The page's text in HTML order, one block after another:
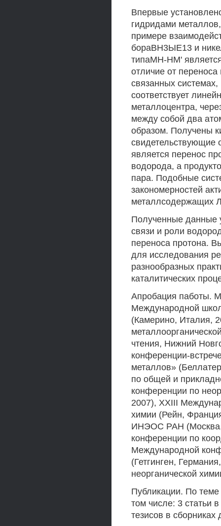
Впервые
гидридами
примере
бораВН3ЫЕ13 и
типаМН-НМ'
отличие от
связанных
соответствует
металлоцентра,
между собой два
образом. Получены
свидетельствующие
является перенос
водорода, а
пара. Подобные
закономерностей
металлсодержащих
Полученные данные
связи и роли
переноса протона.
для исследования
разнообразных
каталитических
Апробация паботы.
Международной
(Камерино, Италия,
чтения, Нижний
конференции-
металлов»
по общей и
конференции по
2007), XXIII
химии (Рейн,
ИНЭОС РАН (Москва,
конференции по
Международной
(Гетгинген,
неорганической
Публикации. По теме
том числе: 3 статьи
тезисов в